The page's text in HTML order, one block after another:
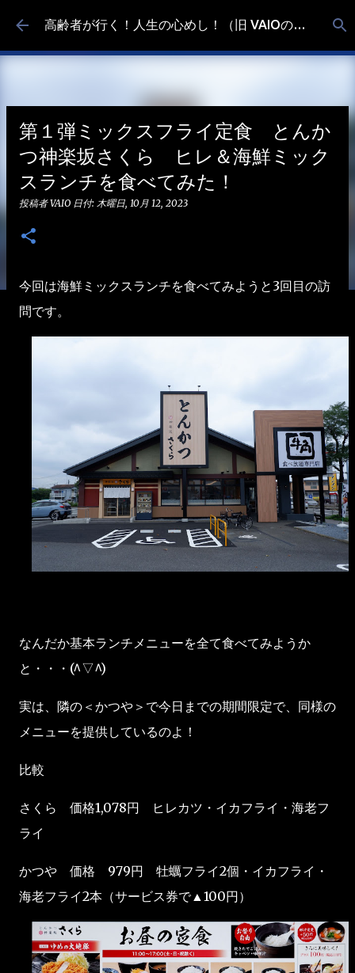
スキップしてメイン コンテンツに移動 高齢者が行く！人生の心めし！（旧 VAIOの食べ歩き）
第１弾ミックスフライ定食 とんか
つ神楽坂さくら ヒレ＆海鮮ミック
スランチを食べてみた！
投稿者VAIO 日付: 木曜日, 10月 12, 2023
今回は海鮮ミックスランチを食べてみようと3回目の訪
問です。
なんだか基本ランチメニューを全て食べてみようか
と・・・(^▽^)
実は、隣の＜かつや＞で今日までの期間限定で、同様の
メニューを提供しているのよ！
比較
さくら 価格1,078円 ヒレカツ・イカフライ・海老フ
ライ
かつや 価格 979円 牡蠣フライ2個・イカフライ・
海老フライ2本（サービス券で▲100円）